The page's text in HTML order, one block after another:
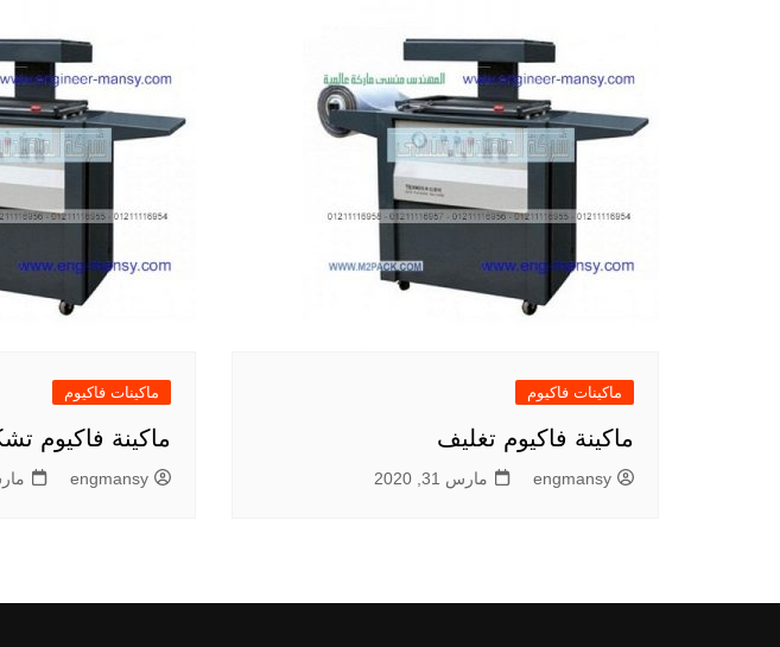
ماكينات فاكيوم
ماكينة فاكيوم تغليف
engmansy مارس 31, 2020
ماكينات فاكيوم
ماكينة فاكيوم
engmansy مارس